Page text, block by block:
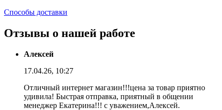
Способы доставки
Отзывы о нашей работе
Алексей
17.04.26, 10:27
Отличный интернет магазин!!!цена за товар приятно
удивила! Быстрая отправка, приятный в общении
менеджер Екатерина!!! с уважением,Алексей.